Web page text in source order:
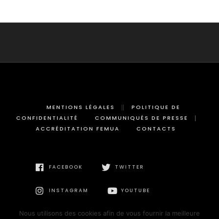
MENTIONS LÉGALES
POLITIQUE DE
CONFIDENTIALITÉ
COMMUNIQUÉS DE PRESSE
ACCRÉDITATION FEMUA
CONTACTS
FACEBOOK TWITTER
INSTAGRAM YOUTUBE
Nous utilisons des cookies afin de vous fournir la meilleure